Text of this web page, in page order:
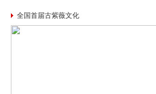
海》
全国首届古紫薇文化
节